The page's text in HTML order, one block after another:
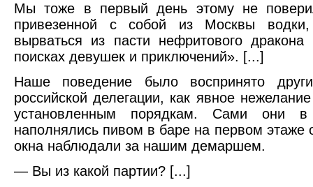
Мы тоже в первый день этому не
привезенной с собой из Москвы водки,
вырваться из пасти нефритового
поисках девушек и приключений». [...]
Наше поведение было воспринято
российской делегации, как явное
установленным порядкам. Сами они
наполнялись пивом в баре на первом этаже
окна наблюдали за нашим демаршем.
— Вы из какой партии? [...]